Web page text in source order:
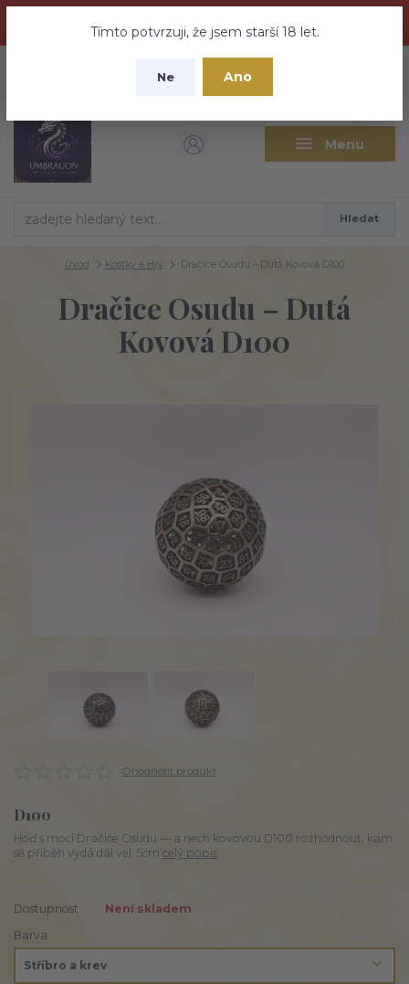
nebuďte vyděšeni zde najdete vše a ještě mnohem víc
Tímto potvrzuji, že jsem starší 18 let.
Ne Ano
Menu
CZK
Hledat
Úvod Kostky a Hry Dračice Osudu – Dutá Kovová D100
Dračice Osudu – Dutá
Kovová D100
Ohodnotit produkt
D100
Hoď s mocí Dračice Osudu — a nech kovovou D100 rozhodnout, kam
se příběh vydá dál vel. 5cm celý popis
Dostupnost
Není skladem
Barva